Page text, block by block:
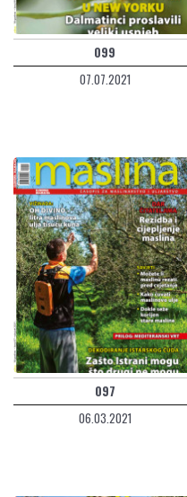
099
07.07.2021
097
06.03.2021